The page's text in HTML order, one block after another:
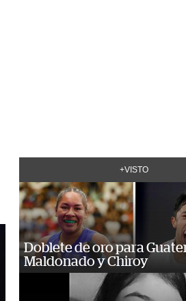
+VISTO
Doblete de oro para
Maldonado y Chiroy